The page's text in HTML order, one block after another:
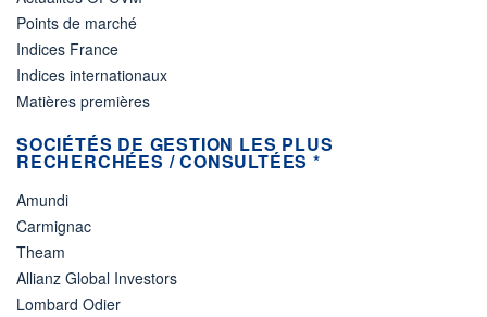
Points de marché
Indices France
Indices internationaux
Matières premières
SOCIÉTÉS DE GESTION LES PLUS
RECHERCHÉES / CONSULTÉES *
Amundi
Carmignac
Theam
Allianz Global Investors
Lombard Odier